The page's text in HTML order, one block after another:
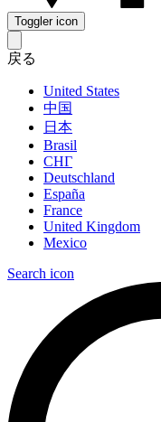
Toggler icon
戻る
United States
中国
日本
Brasil
СНГ
Deutschland
España
France
United Kingdom
Mexico
Search icon